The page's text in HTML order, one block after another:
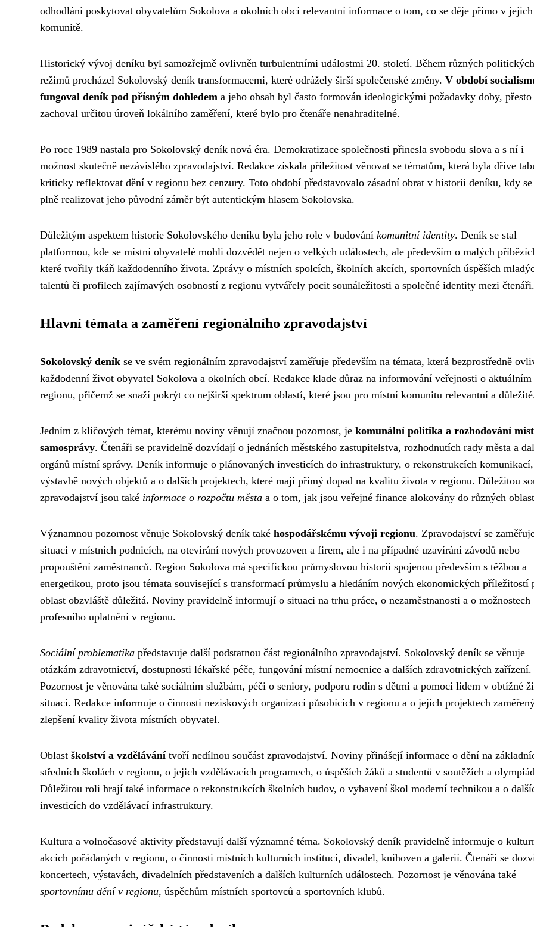
odhodláni poskytovat obyvatelům Sokolova a okolních obcí relevantní informace o tom, co se děje přímo v jejich
komunitě.
Historický vývoj deníku byl samozřejmě ovlivněn turbulentními událostmi 20. století. Během různých politických
režimů procházel Sokolovský deník transformacemi, které odrážely širší společenské změny. V období
fungoval deník pod přísným dohledem a jeho obsah byl často formován ideologickými požadavky doby, přesto
zachoval určitou úroveň lokálního zaměření, které bylo pro čtenáře nenahraditelné.
Po roce 1989 nastala pro Sokolovský deník nová éra. Demokratizace společnosti přinesla svobodu slova a s ní i
možnost skutečně nezávislého zpravodajství. Redakce získala příležitost věnovat se tématům, která byla dříve
kriticky reflektovat dění v regionu bez cenzury. Toto období představovalo zásadní obrat v historii deníku, kdy
plně realizovat jeho původní záměr být autentickým hlasem Sokolovska.
Důležitým aspektem historie Sokolovského deníku byla jeho role v budování komunitní identity. Deník se stal
platformou, kde se místní obyvatelé mohli dozvědět nejen o velkých událostech, ale především o malých
které tvořily tkáň každodenního života. Zprávy o místních spolcích, školních akcích, sportovních úspěších
talentů či profilech zajímavých osobností z regionu vytvářely pocit sounáležitosti a společné identity mezi čtenáři.
Hlavní témata a zaměření regionálního zpravodajství
Sokolovský deník se ve svém regionálním zpravodajství zaměřuje především na témata, která bezprostředně
každodenní život obyvatel Sokolova a okolních obcí. Redakce klade důraz na informování veřejnosti o
regionu, přičemž se snaží pokrýt co nejširší spektrum oblastí, které jsou pro místní komunitu relevantní a
Jedním z klíčových témat, kterému noviny věnují značnou pozornost, je komunální politika a rozhodování
samosprávy. Čtenáři se pravidelně dozvídají o jednáních městského zastupitelstva, rozhodnutích rady města a
orgánů místní správy. Deník informuje o plánovaných investicích do infrastruktury, o rekonstrukcích
výstavbě nových objektů a o dalších projektech, které mají přímý dopad na kvalitu života v regionu. Důležitou
zpravodajství jsou také informace o rozpočtu města a o tom, jak jsou veřejné finance alokovány do různých
Významnou pozornost věnuje Sokolovský deník také hospodářskému vývoji regionu. Zpravodajství se
situaci v místních podnicích, na otevírání nových provozoven a firem, ale i na případné uzavírání závodů nebo
propouštění zaměstnanců. Region Sokolova má specifickou průmyslovou historii spojenou především s těžbou a
energetikou, proto jsou témata související s transformací průmyslu a hledáním nových ekonomických příležitostí
oblast obzvláště důležitá. Noviny pravidelně informují o situaci na trhu práce, o nezaměstnanosti a o možnostech
profesního uplatnění v regionu.
Sociální problematika představuje další podstatnou část regionálního zpravodajství. Sokolovský deník se věnuje
otázkám zdravotnictví, dostupnosti lékařské péče, fungování místní nemocnice a dalších zdravotnických zařízení.
Pozornost je věnována také sociálním službám, péči o seniory, podporu rodin s dětmi a pomoci lidem v obtížné
situaci. Redakce informuje o činnosti neziskových organizací působících v regionu a o jejich projektech
zlepšení kvality života místních obyvatel.
Oblast školství a vzdělávánítvoří nedílnou součást zpravodajství. Noviny přinášejí informace o dění na
středních školách v regionu, o jejich vzdělávacích programech, o úspěších žáků a studentů v soutěžích a
Důležitou roli hrají také informace o rekonstrukcích školních budov, o vybavení škol moderní technikou a o
investicích do vzdělávací infrastruktury.
Kultura a volnočasové aktivity představují další významné téma. Sokolovský deník pravidelně informuje o
akcích pořádaných v regionu, o činnosti místních kulturních institucí, divadel, knihoven a galerií. Čtenáři se
koncertech, výstavách, divadelních představeních a dalších kulturních událostech. Pozornost je věnována také
sportovnímu dění v regionu, úspěchům místních sportovců a sportovních klubů.